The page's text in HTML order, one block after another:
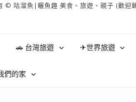
咕溜魚|曬魚趣 美食、旅遊、親子 (歡迎
🚗 台灣旅遊 ✈世界旅遊
們的家